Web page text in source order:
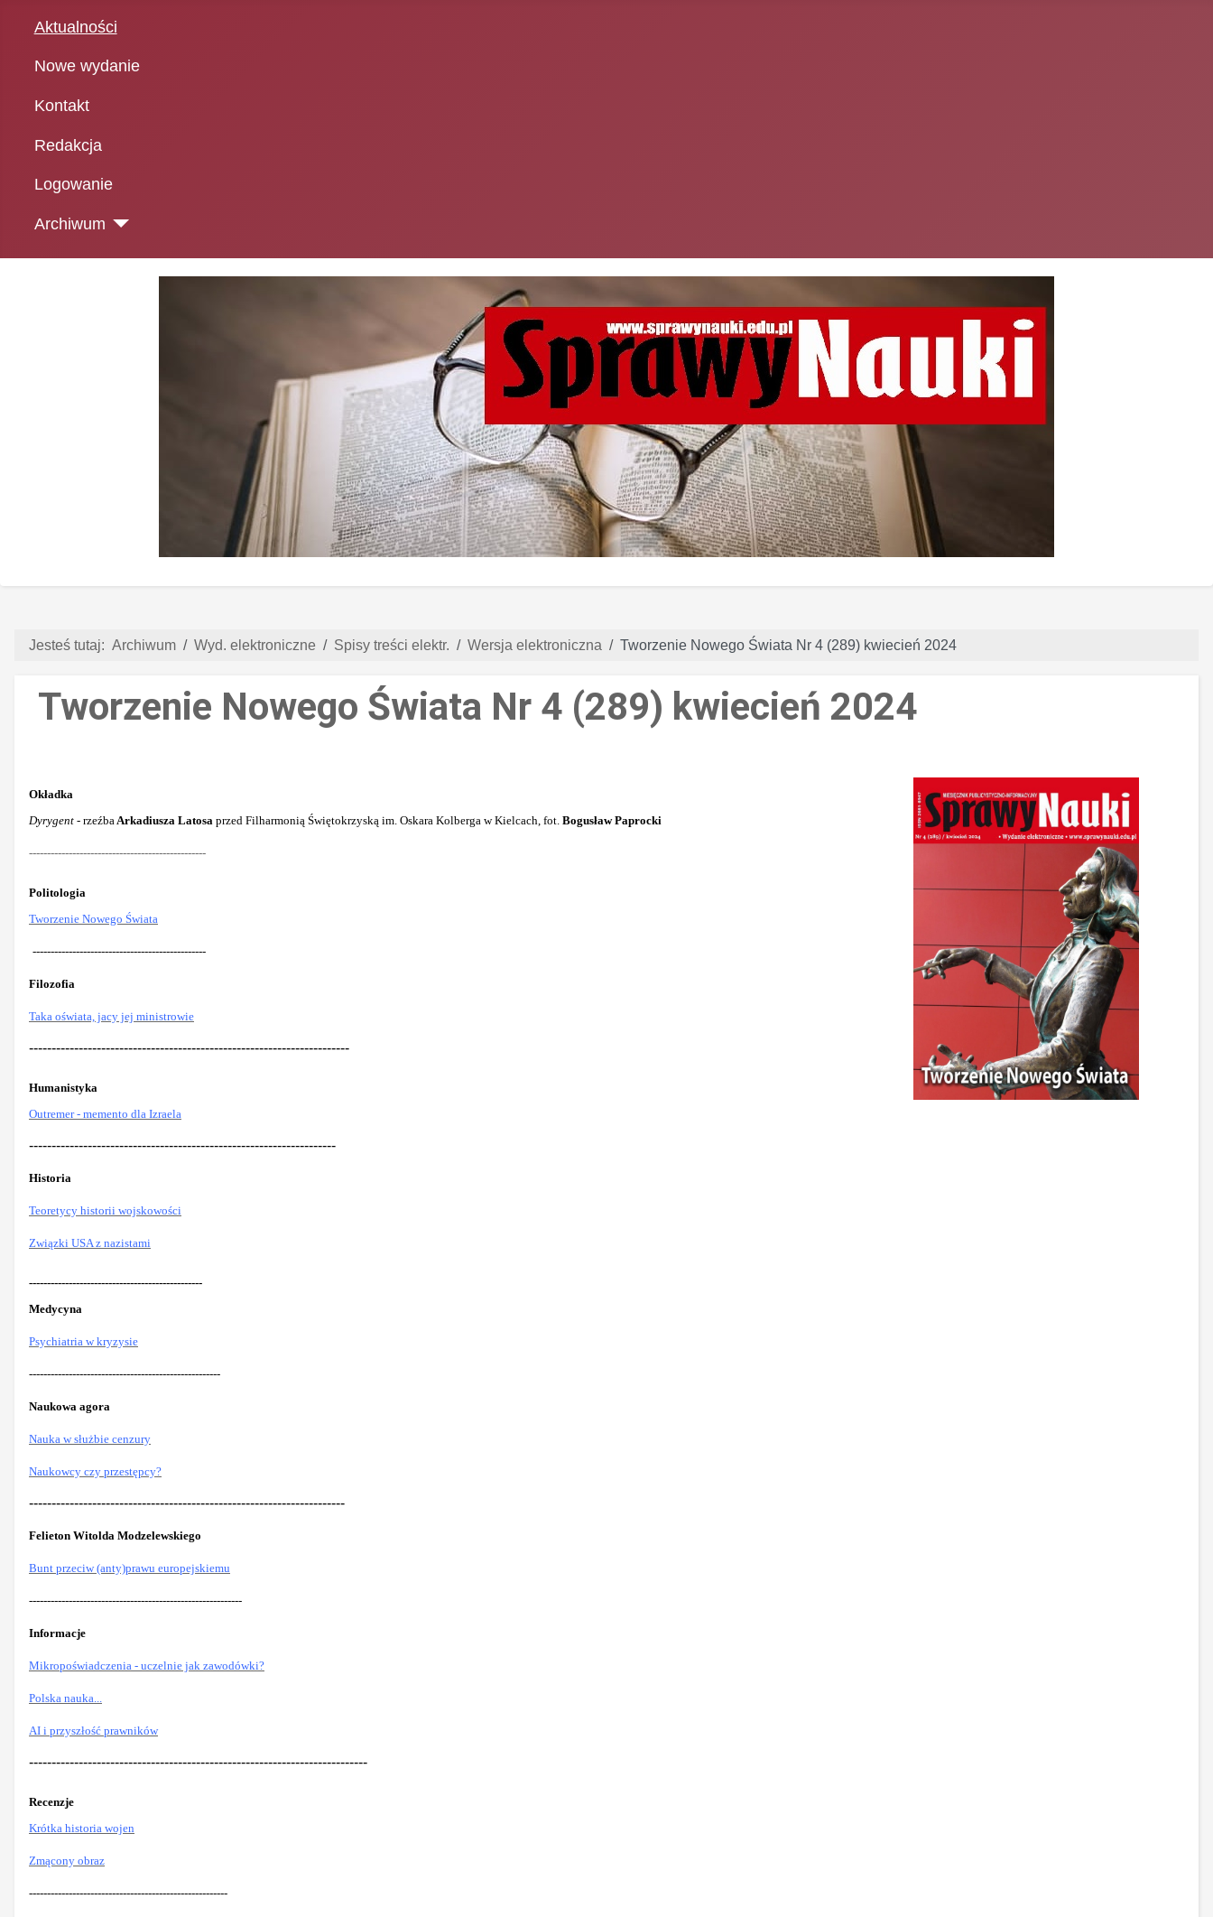
Aktualności
Nowe wydanie
Kontakt
Redakcja
Logowanie
Archiwum
Jesteś tutaj: Archiwum Wyd. elektroniczne Spisy treści elektr. Wersja elektroniczna Tworzenie Nowego Świata Nr 4 (289) kwiecień 2024
Tworzenie Nowego Świata Nr 4 (289) kwiecień 2024
Okładka
Dyrygent - rzeźba Arkadiusza Latosa przed Filharmonią Świętokrzyską im. Oskara Kolberga w Kielcach, fot. Bogusław Paprocki
-------------------------------------------------
Politologia
Tworzenie Nowego Świata
------------------------------------------------
Filozofia
Taka oświata, jacy jej ministrowie
-----------------------------------------------------------------------
Humanistyka
Outremer - memento dla Izraela
--------------------------------------------------------------------
Historia
Teoretycy historii wojskowości
Związki USA z nazistami
------------------------------------------------
Medycyna
Psychiatria w kryzysie
-----------------------------------------------------
Naukowa agora
Nauka w służbie cenzury
Naukowcy czy przestępcy?
----------------------------------------------------------------------
Felieton Witolda Modzelewskiego
Bunt przeciw (anty)prawu europejskiemu
-----------------------------------------------------------
Informacje
Mikropoświadczenia - uczelnie jak zawodówki?
Polska nauka...
AI i przyszłość prawników
---------------------------------------------------------------------------
Recenzje
Krótka historia wojen
Zmącony obraz
-------------------------------------------------------